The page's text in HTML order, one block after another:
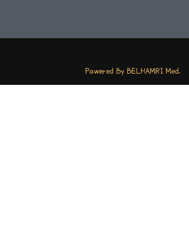
Pawered By BELHAMRI Med.